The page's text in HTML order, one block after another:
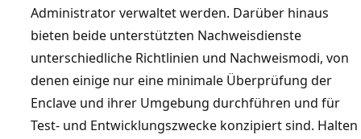
Administrator verwaltet werden. Darüber hinaus
bieten beide unterstützten Nachweisdienste
unterschiedliche Richtlinien und Nachweismodi, von
denen einige nur eine minimale Überprüfung der
Enclave und ihrer Umgebung durchführen und für
Test- und Entwicklungszwecke konzipiert sind. Halten